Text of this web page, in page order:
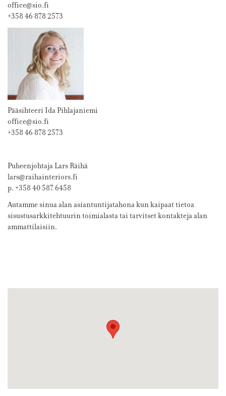
office@sio.fi
+358 46 878 2573
Pääsihteeri Ida Pihlajaniemi
office@sio.fi
+358 46 878 2573
Puheenjohtaja Lars Räihä
lars@raihainteriors.fi
p. +358 40 587 6458
Autamme sinua alan asiantuntijatahona kun kaipaat tietoa
sisustusarkkitehtuurin toimialasta tai tarvitset kontakteja alan
ammattilaisiin.